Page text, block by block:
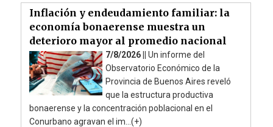
Inflación y endeudamiento familiar: la
economía bonaerense muestra un
deterioro mayor al promedio nacional
7/8/2026 || Un informe del
Observatorio Económico de la
Provincia de Buenos Aires reveló
que la estructura productiva
bonaerense y la concentración poblacional en el
Conurbano agravan el im...(+)